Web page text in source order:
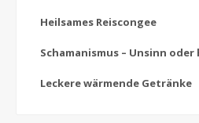
Heilsames Reiscongee
Schamanismus – Unsinn oder
Leckere wärmende Getränke